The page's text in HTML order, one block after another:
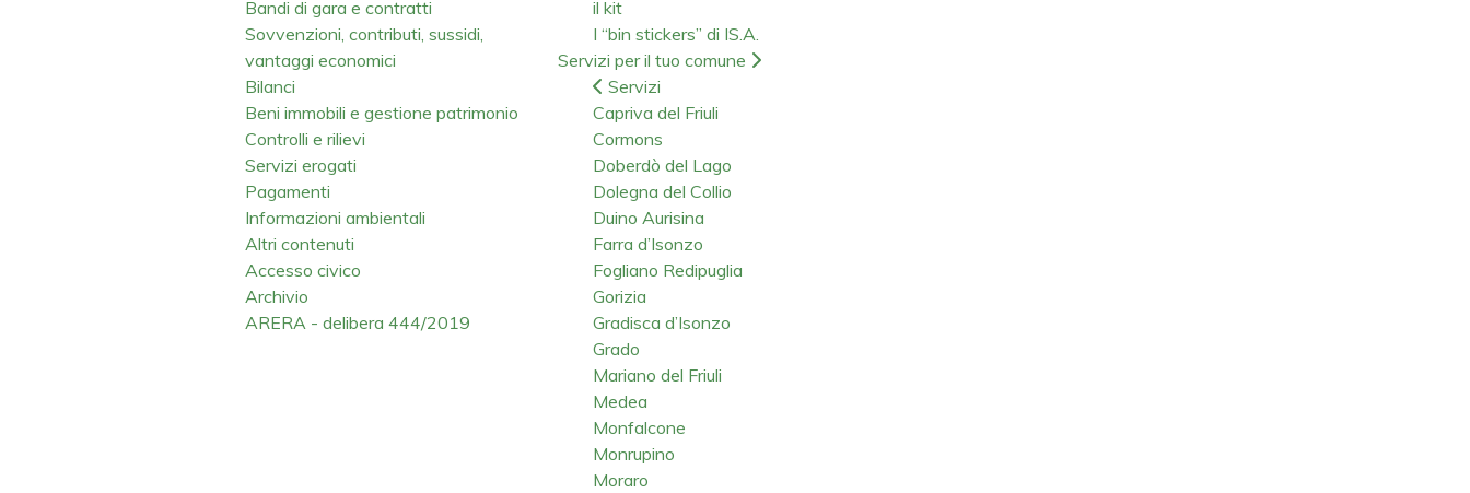
Bandi di gara e contratti
Sovvenzioni, contributi, sussidi,
vantaggi economici
Bilanci
Beni immobili e gestione patrimonio
Controlli e rilievi
Servizi erogati
Pagamenti
Informazioni ambientali
Altri contenuti
Accesso civico
Archivio
ARERA - delibera 444/2019
il kit
I “bin stickers” di IS.A.
Servizi per il tuo comune
Servizi
Capriva del Friuli
Cormons
Doberdò del Lago
Dolegna del Collio
Duino Aurisina
Farra d’Isonzo
Fogliano Redipuglia
Gorizia
Gradisca d’Isonzo
Grado
Mariano del Friuli
Medea
Monfalcone
Monrupino
Moraro